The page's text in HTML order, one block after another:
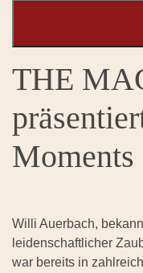
THE
Moments
Willi Auerbach,
leidenschaftlicher
war bereits in